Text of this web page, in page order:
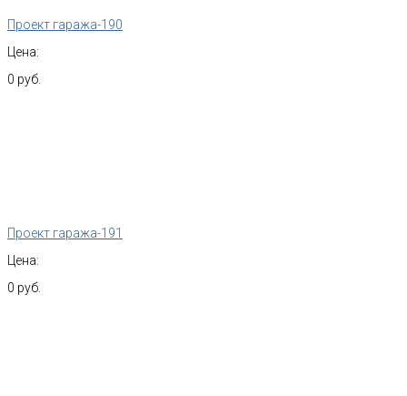
Проект гаража-190
Цена:
0 руб.
Проект гаража-191
Цена:
0 руб.